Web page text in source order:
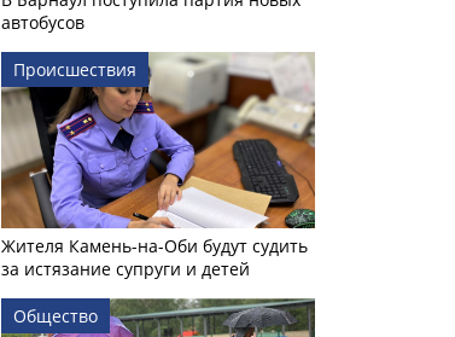
автобусов
Происшествия
Жителя Камень-на-Оби будут судить
за истязание супруги и детей
Общество